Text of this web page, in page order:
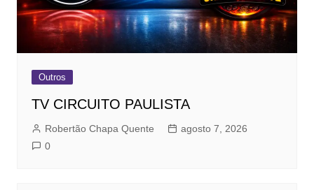
Outros
TV CIRCUITO PAULISTA
Robertão Chapa Quente
agosto 7, 2026
0